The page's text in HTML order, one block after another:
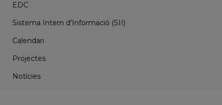
EDC
Sistema Intern d'Informació (SII)
Calendari
Projectes
Notícies